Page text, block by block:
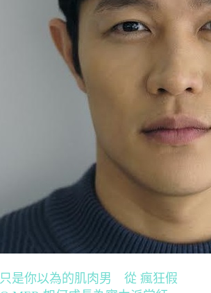
是你以為的肌肉男 從 瘋狂假